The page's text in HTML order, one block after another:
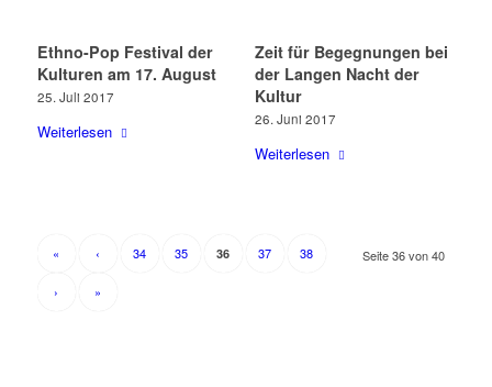
Ethno-Pop Festival der
Kulturen am 17. August
25. Juli 2017
Weiterlesen
Zeit für Begegnungen bei
der Langen Nacht der
Kultur
26. Juni 2017
Weiterlesen
Seite 36 von 40
« ‹ 34 35 36 37 38
› »